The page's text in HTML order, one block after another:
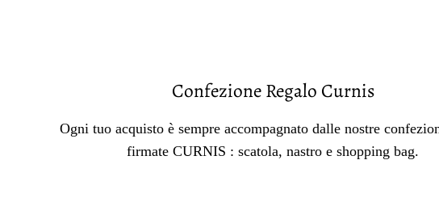
Confezione Regalo Curnis
Ogni tuo acquisto è sempre accompagnato dalle nostre
firmate CURNIS : scatola, nastro e shopping bag.